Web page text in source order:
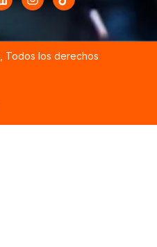
, Todos los derechos